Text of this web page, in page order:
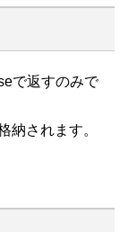
で返すのみで
納されます。